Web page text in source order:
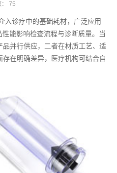
75
入诊疗中的基础耗材，广泛应用
能影响检查流程与诊断质量。当
并行供应，二者在材质工艺、适
在明确差异，医疗机构可结合自